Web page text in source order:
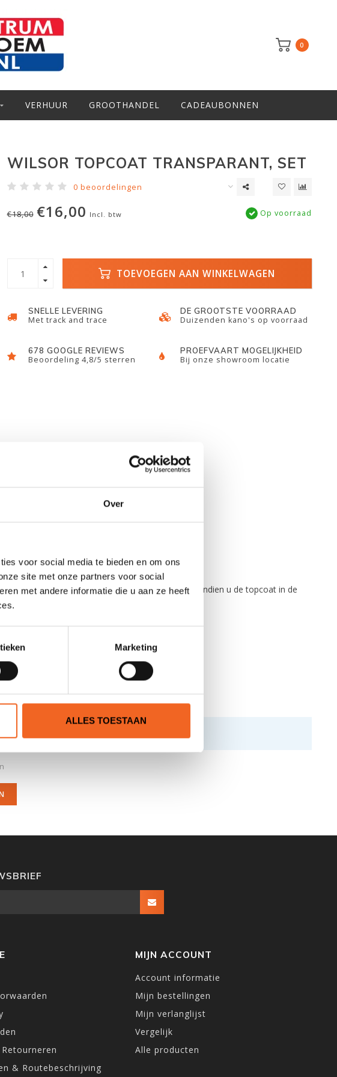
Over
voor social media te bieden en om ons
site met onze partners voor social
met andere informatie die u aan ze heeft
Marketing
ALLES TOESTAAN
0
VERHUUR GROOTHANDEL CADEAUBONNEN
WILSOR TOPCOAT TRANSPARANT, SET
0 beoordelingen
€18,00 €16,00 Incl. btw Op voorraad
TOEVOEGEN AAN WINKELWAGEN
SNELLE LEVERING
Met track and trace
DE GROOTSTE VOORRAAD
Duizenden kano's op voorraad
678 GOOGLE REVIEWS
Beoordeling 4,8/5 sterren
PROEFVAART MOGELIJKHEID
Bij onze showroom locatie
De topcoat heeft een transparante afwerking, indien u de topcoat in de
& Routebeschrijving
MIJN ACCOUNT
Account informatie
Mijn bestellingen
Mijn verlanglijst
Vergelijk
Alle producten